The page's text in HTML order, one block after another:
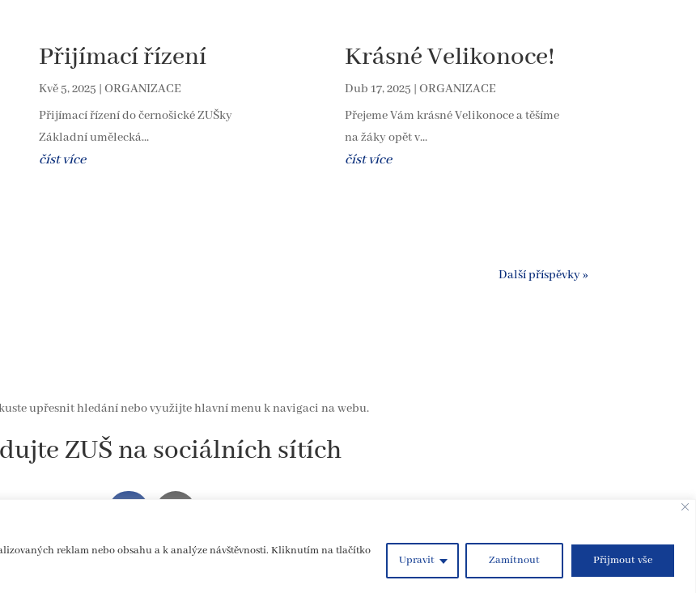
reklam nebo obsahu a k analýze návštěvnosti. Kliknutím na tlačítko
Upravit Zamítnout Přijmout vše
Přijímací řízení
Kvě 5, 2025 | ORGANIZACE
Přijímací řízení do černošické ZUŠky
Základní umělecká...
číst více
Krásné Velikonoce!
Dub 17, 2025 | ORGANIZACE
Přejeme Vám krásné Velikonoce a těšíme
na žáky opět v...
číst více
Další příspěvky »
upřesnit hledání nebo využijte hlavní menu k navigaci na webu.
ZUŠ na sociálních sítích
/ Autorka loga: Eliška Cejnarová / Ilustrace: Michaela Šlesingerová